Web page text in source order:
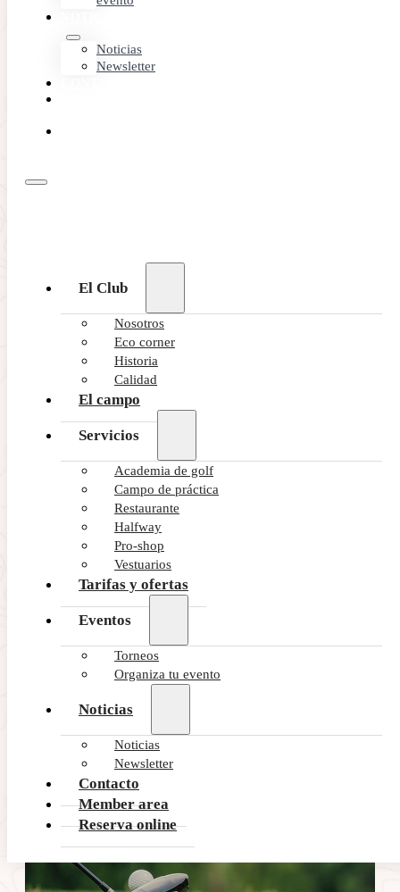
Noticias
Newsletter
El Club
Nosotros
Eco corner
Historia
Calidad
El campo
Servicios
Academia de golf
Campo de práctica
Restaurante
Halfway
Pro-shop
Vestuarios
Tarifas y ofertas
Eventos
Torneos
Organiza tu evento
Noticias
Noticias
Newsletter
Contacto
Member area
Reserva online